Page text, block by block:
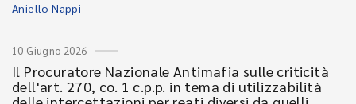
Aniello Nappi
10 Giugno 2026
Il Procuratore Nazionale Antimafia sulle criticità
dell'art. 270, co. 1 c.p.p. in tema di utilizzabilità